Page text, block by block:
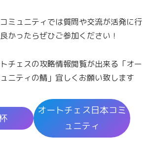
ミュニティでは質問や交流が活発に行
かったらぜひご参加ください！
チェスの攻略情報閲覧が出来る「オー
ニティの鯖」宜しくお願い致します
オートチェス日本コミ
ュニティ